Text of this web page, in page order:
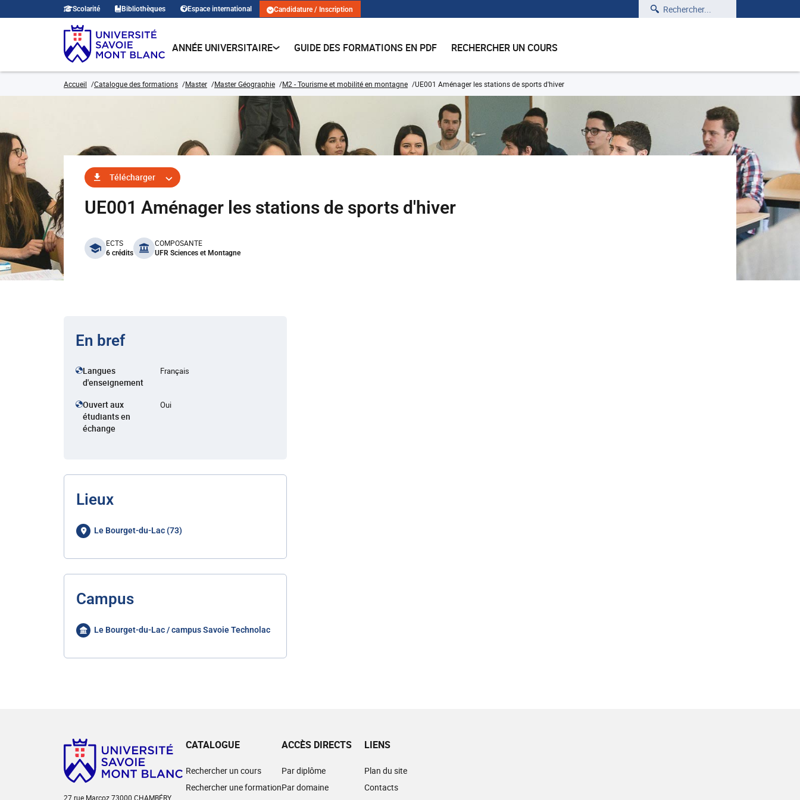
Scolarité Bibliothèques Espace international Candidature / Inscription Rechercher
ANNÉE UNIVERSITAIRE GUIDE DES FORMATIONS EN PDF RECHERCHER UN COURS
Accueil Catalogue des formations Master Master Géographie M2 - Tourisme et mobilité en montagne UE001 Aménager les stations de sports d'hiver
Télécharger
UE001 Aménager les stations de sports d'hiver
benefits
ECTS
6 crédits
COMPOSANTE
UFR Sciences et Montagne
En bref
Langues
d'enseignement
Français
Ouvert aux
étudiants en
échange
Oui
Lieux
Le Bourget-du-Lac (73)
Campus
Le Bourget-du-Lac / campus Savoie Technolac
27 rue Marcoz 73000 CHAMBÉRY
CATALOGUE
Rechercher un cours
Rechercher une formation
ACCÈS DIRECTS
Par diplôme
Par domaine
LIENS
Plan du site
Contacts